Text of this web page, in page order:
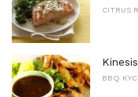
CITRUS
BBQ